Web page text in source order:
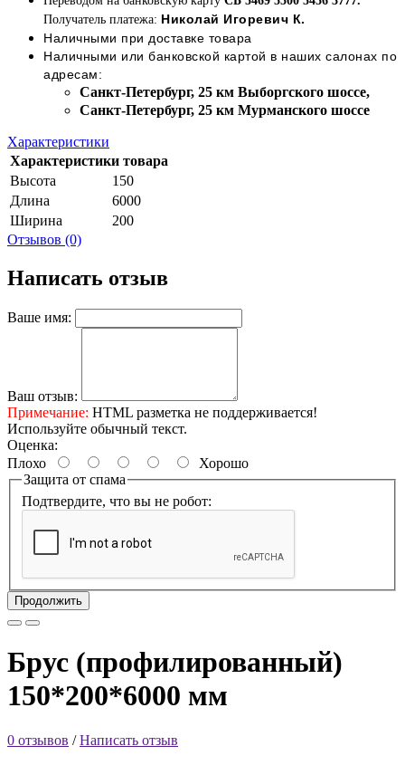
Получатель платежа: Николай Игоревич К.
Наличными при доставке товара
Наличными или банковской картой в наших салонах по
адресам:
Cанкт-Петербург, 25 км Выборгского шоссе,
Cанкт-Петербург, 25 км Мурманского шоссе
Характеристики
Характеристики товара
Высота
150
Длина
6000
Ширина
200
Отзывов (0)
Написать отзыв
Ваше имя:
Ваш отзыв:
Примечание: HTML разметка не поддерживается!
Используйте обычный текст.
Оценка:
Плохо
Хорошо
Защита от спама
Подтвердите, что вы не робот:
Продолжить
Брус (профилированный)
150*200*6000 мм
0 отзывов /Написать отзыв